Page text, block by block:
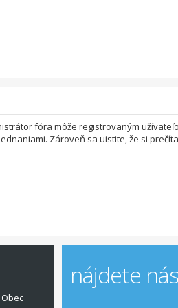
fóra môže registrovaným
Zároveň sa uistite, že si
nájdete nás